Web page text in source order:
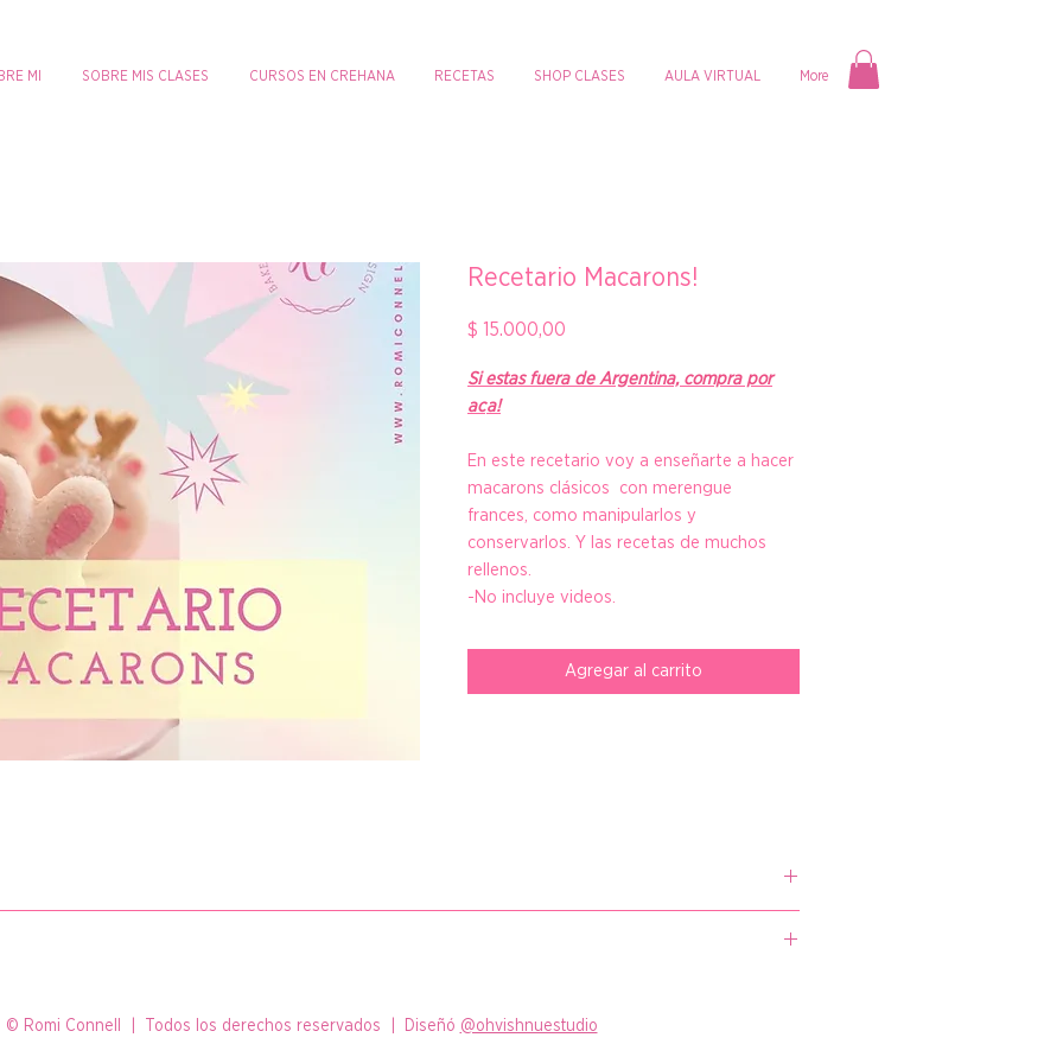
MI SOBRE MIS CLASES CURSOS EN CREHANA RECETAS SHOP CLASES AULA VIRTUAL More
Recetario Macarons!
$ 15.000,00
Si estas fuera de Argentina, compra por
aca!
En este recetario voy a enseñarte a hacer
macarons clásicos con merengue
frances, como manipularlos y
conservarlos. Y las recetas de muchos
rellenos.
-No incluye videos.
Agregar al carrito
© Romi Connell | Todos los derechos reservados | Diseñó @ohvishnuestudio